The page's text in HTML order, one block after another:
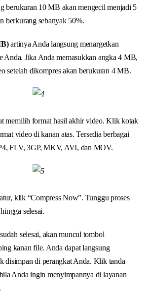
berukuran 10 MB akan mengecil menjadi 5
berkurang sebanyak 50%.
artinya Anda langsung menargetkan
Anda. Jika Anda memasukkan angka 4 MB,
setelah dikompres akan berukuran 4 MB.
memilih format hasil akhir video. Klik kotak
video di kanan atas. Tersedia berbagai
FLV, 3GP, MKV, AVI, dan MOV.
klik “Compress Now”. Tunggu proses
selesai.
selesai, akan muncul tombol
kanan file. Anda dapat langsung
disimpan di perangkat Anda. Klik tanda
Anda ingin menyimpannya di layanan